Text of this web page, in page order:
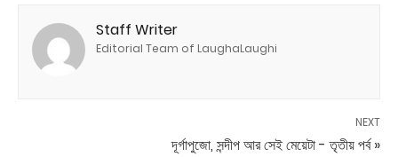
Staff Writer
Editorial Team of LaughaLaughi
NEXT
দূর্গাপুজো, সন্দীপ আর সেই মেয়েটা - তৃতীয় পর্ব »